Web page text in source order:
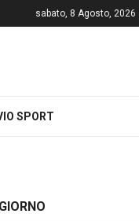
sabato, 8 Agosto, 2026
SPORT